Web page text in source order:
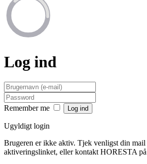
Log ind
Remember me
Ugyldigt login
Brugeren er ikke aktiv. Tjek venligst din
aktiveringslinket, eller kontakt HORESTA